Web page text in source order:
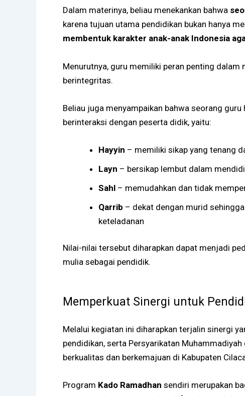
Dalam materinya, beliau menekankan bahwa
karena tujuan utama pendidikan bukan hanya
membentuk karakter anak-anak Indonesia
Menurutnya, guru memiliki peran penting
berintegritas.
Beliau juga menyampaikan bahwa seorang
berinteraksi dengan peserta didik, yaitu:
Hayyin – memiliki sikap yang tenang
Layn – bersikap lembut dalam
Sahl – memudahkan dan tidak
Qarrib – dekat dengan murid
keteladanan
Nilai-nilai tersebut diharapkan dapat menjadi
mulia sebagai pendidik.
Memperkuat Sinergi untuk
Melalui kegiatan ini diharapkan terjalin sinergi
pendidikan, serta Persyarikatan
berkualitas dan berkemajuan di Kabupaten
Program Kado Ramadhan sendiri merupakan